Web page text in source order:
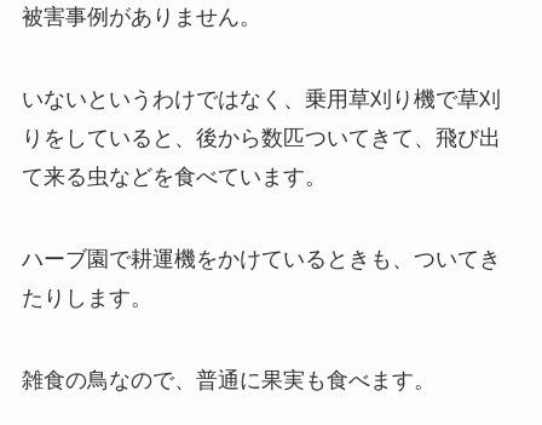
被害事例がありません。
いないというわけではなく、乗用草刈り機で草刈
りをしていると、後から数匹ついてきて、飛び出
て来る虫などを食べています。
ハーブ園で耕運機をかけているときも、ついてき
たりします。
雑食の鳥なので、普通に果実も食べます。